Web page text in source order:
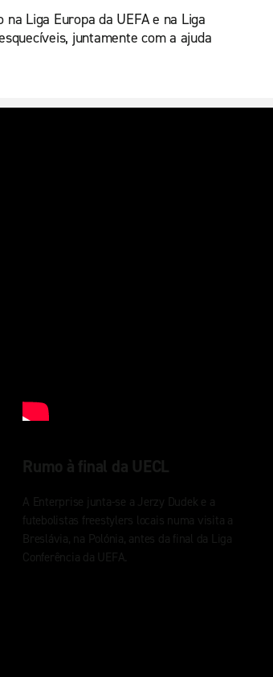
Liga Europa da UEFA e na Liga
juntamente com a ajuda
Rumo à final da UECL
A Enterprise junta-se a Jerzy Dudek e a
futebolistas freestylers locais numa visita a
Breslávia, na Polónia, antes da final da Liga
Conferência da UEFA.